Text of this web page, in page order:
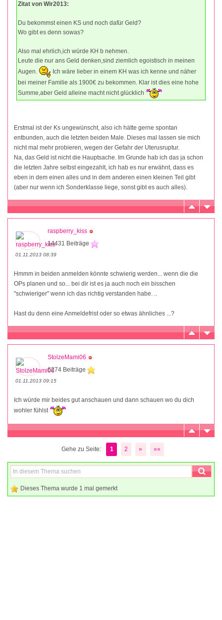
Zitat von Wir2013:
Du bekommst einen KS und noch dafür Geld?
Wo gibt es denn sowas?
Also mal ehrlich,ich würde KH b nehmen.
Leute die nur ans Geld denken,sind ziemlich egoistisch in meinen
Augen.
Ich wäre lieber in einem KH was ich kenne und näher
bei meiner Familie als 1900€ zu bekommen. Klar ist dies eine hohe
Summe,aber Geld alleine macht nicht glücklich
Erstmal ist der Ks ungewünscht, also ich hätte gerne spontan
entbunden, auch die letzten beiden Male. Dieses mal lassen sie mich
nicht mal mehr probieren, wegen der Gefahr der Uterusruptur.
Na, das Geld ist nicht die Hauptsache. Im Grunde hab ich das ja schon
die letzten Jahre selbst eingezahlt, ich hab es nur erwähnt, dass es
eben in dem einen alles und in dem anderen einen kleinen Teil gibt
(aber nur wenn ich Sonderklasse liege, sonst gibt es auch alles).
raspberry_kiss
14431 Beiträge
01.11.2013 08:39
Hmmm in beiden anmelden könnte schwierig werden... wenn die die
OPs planen und so... bei dir ist es ja auch noch ein bisschen
"schwieriger" wenn ich das richtig verstanden habe. ..
Hast du denn eine Anmeldefrist oder so etwas ähnliches ...?
StolzeMami06
6274 Beiträge
01.11.2013 09:15
Ich würde mir beides gut anschauen und dann schauen wo du dich
wohler fühlst
Gehe zu Seite: 1 2 » »»
Dieses Thema wurde 1 mal gemerkt